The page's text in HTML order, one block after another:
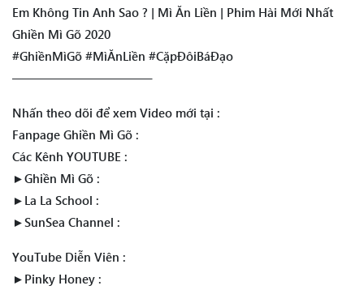
Em Không Tin Anh Sao ? | Mì Ăn Liền | Phim Hài Mới Nhất
Ghiền Mì Gõ 2020
#GhiềnMìGõ #MìĂnLiền #CặpĐôiBáĐạo
———————————–
Nhấn theo dõi để xem Video mới tại :
Fanpage Ghiền Mì Gõ :
Các Kênh YOUTUBE :
►Ghiền Mì Gõ :
►La La School :
►SunSea Channel :
YouTube Diễn Viên :
►Pinky Honey :